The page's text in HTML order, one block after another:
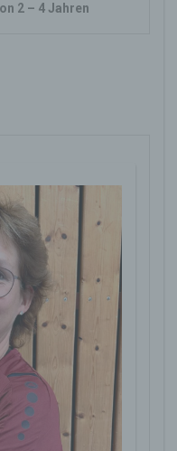
2 – 4 Jahren